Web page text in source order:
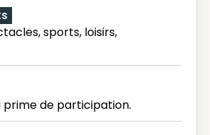
sports, loisirs,
prime de participation.